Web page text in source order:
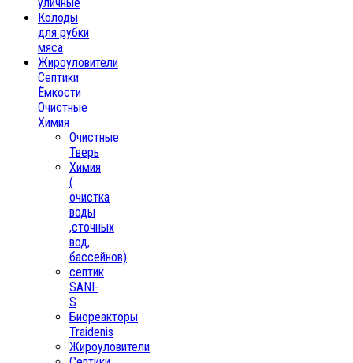
уличные
Колоды
для рубки
мяса
Жироуловители
Септики
Ёмкости
Очистные
Химия
Очистные
Тверь
Химия
(
очистка
воды
,сточных
вод,
бассейнов)
септик
SANI-
S
Биореакторы
Traidenis
Жироуловители